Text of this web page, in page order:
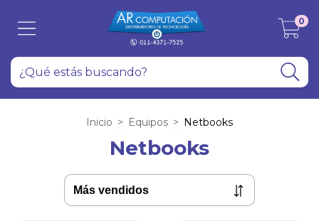
0
Inicio > Equipos > Netbooks
Netbooks